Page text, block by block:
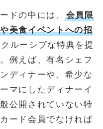
ドの中には、
会員限
美食イベントへの招
ルーシブな特典を提
例えば、有名シェフ
ディナーや、希少な
マにしたディナーイ
公開されていない特
ード会員でなければ